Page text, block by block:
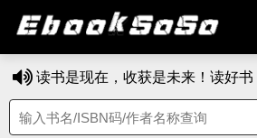
读书是现在，收获是未来！读好书